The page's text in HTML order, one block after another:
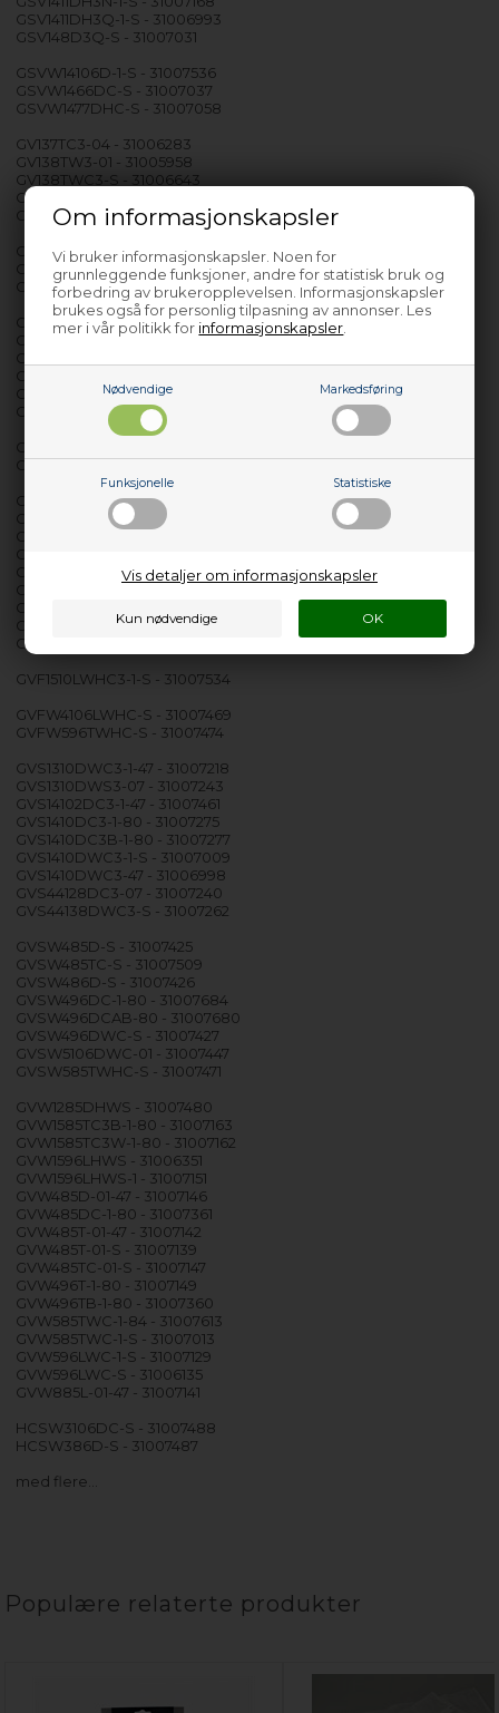
Om informasjonskapsler
Vi bruker informasjonskapsler. Noen for
grunnleggende funksjoner, andre for statistisk bruk og
forbedring av brukeropplevelsen. Informasjonskapsler
brukes også for personlig tilpasning av annonser. Les
mer i vår politikk for informasjonskapsler
Nødvendige Markedsføring
Funksjonelle Statistiske
Vis detaljer om informasjonskapsler
GSV1411DH3Q-1-S - 31006993
GSV148D3Q-S - 31007031
GSVW14106D-1-S - 31007536
GSVW1466DC-S - 31007037
GSVW1477DHC-S - 31007058
GV137TC3-04 - 31006283
GV138TW3-01 - 31005958
GV138TWC3-S - 31006643
GV138TWC3S-S - 31006644
GV138TWHC3-01 - 31005896
GV1410TWHC3-1-07 - 31007247
GV1413TWHC3-47 - 31007346
GV148DS2-47 - 31005881
GV1510D2/147
GV1510TWC3-1-S - 31007059
GV158LWC2-S - 31006645
GV158T3B-80 - 31006227
GV158T3S-80 - 31006226
GV158T3W-80 - 31006228
GV1610THW3W-80 - 31007034
GV1610THWC3B-80 - 31007035
GV4137TWC3-2-S - 31006374
GV4137TWC3-2-S - 31006843
GV42128DC1-07 - 31006252
GV42138TWC3-2-01 - 31006819
GV42138TWC3-2-47 - 31006820
GV42138TWC3-2-S - 31006804
GV42138TWC3-47 - 31006301
GV42138TWC3-S - 31006124
GV42138TWHC3-2-S - 31006839
GVF1510LWHC3-1-S - 31007534
GVFW4106LWHC-S - 31007469
GVFW596TWHC-S - 31007474
GVS1310DWC3-1-47 - 31007218
GVS1310DWS3-07 - 31007243
GVS14102DC3-1-47 - 31007461
GVS1410DC3-1-80 - 31007275
GVS1410DC3B-1-80 - 31007277
GVS1410DWC3-1-S - 31007009
GVS1410DWC3-47 - 31006998
GVS44128DC3-07 - 31007240
GVS44138DWC3-S - 31007262
GVSW485D-S - 31007425
GVSW485TC-S - 31007509
GVSW486D-S - 31007426
GVSW496DC-1-80 - 31007684
GVSW496DCAB-80 - 31007680
GVSW496DWC-S - 31007427
GVSW5106DWC-01 - 31007447
GVSW585TWHC-S - 31007471
GVW1285DHWS - 31007480
GVW1585TC3B-1-80 - 31007163
GVW1585TC3W-1-80 - 31007162
GVW1596LHWS - 31006351
GVW1596LHWS-1 - 31007151
GVW485D-01-47 - 31007146
GVW485DC-1-80 - 31007361
GVW485T-01-47 - 31007142
GVW485T-01-S - 31007139
GVW485TC-01-S - 31007147
GVW496T-1-80 - 31007149
GVW496TB-1-80 - 31007360
GVW585TWC-1-84 - 31007613
GVW585TWC-1-S - 31007013
GVW596LWC-1-S - 31007129
GVW596LWC-S - 31006135
GVW885L-01-47 - 31007141
HCSW3106DC-S - 31007488
HCSW386D-S - 31007487
med flere…
Populære relaterte produkter